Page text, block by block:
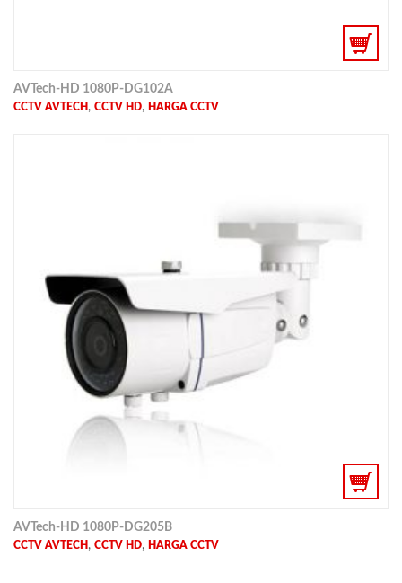
AVTech-HD 1080P-DG102A
CCTV AVTECH , CCTV HD, HARGA CCTV
AVTech-HD 1080P-DG205B
CCTV AVTECH , CCTV HD, HARGA CCTV